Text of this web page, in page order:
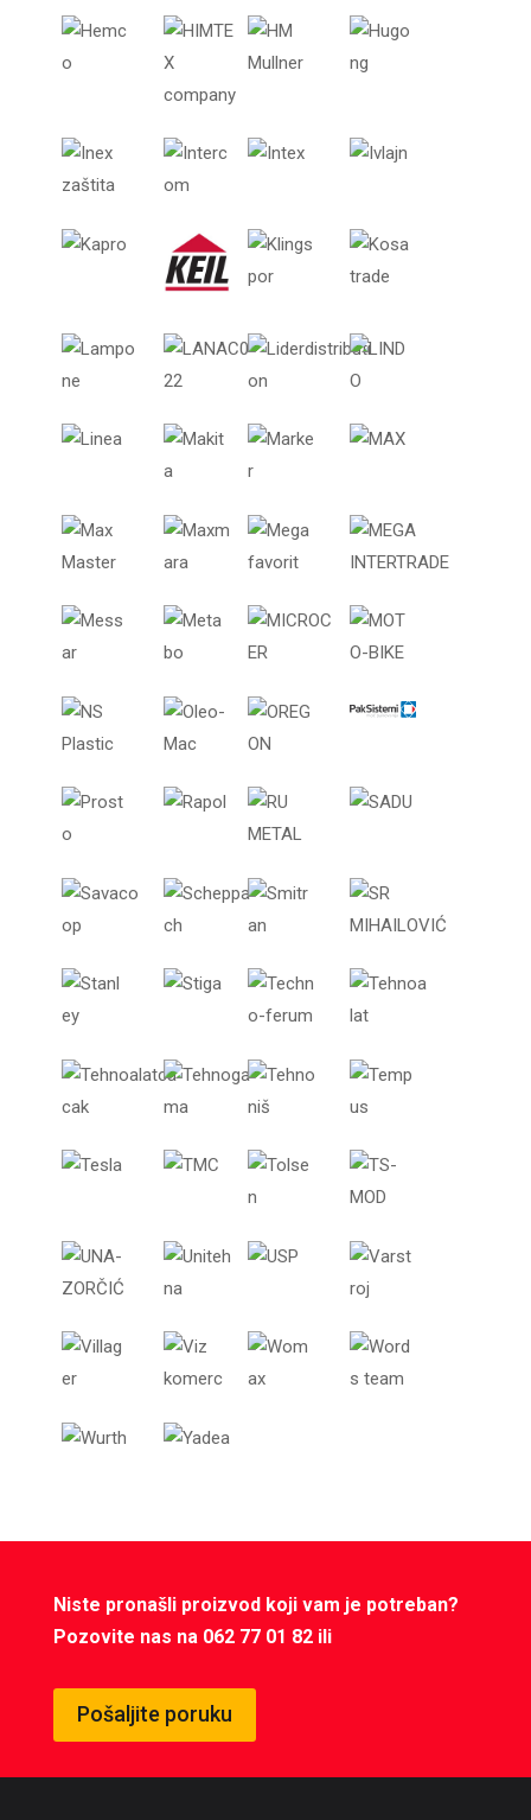
Niste pronašli proizvod koji vam je potreban?
Pozovite nas na 062 77 01 82 ili
Pošaljite poruku